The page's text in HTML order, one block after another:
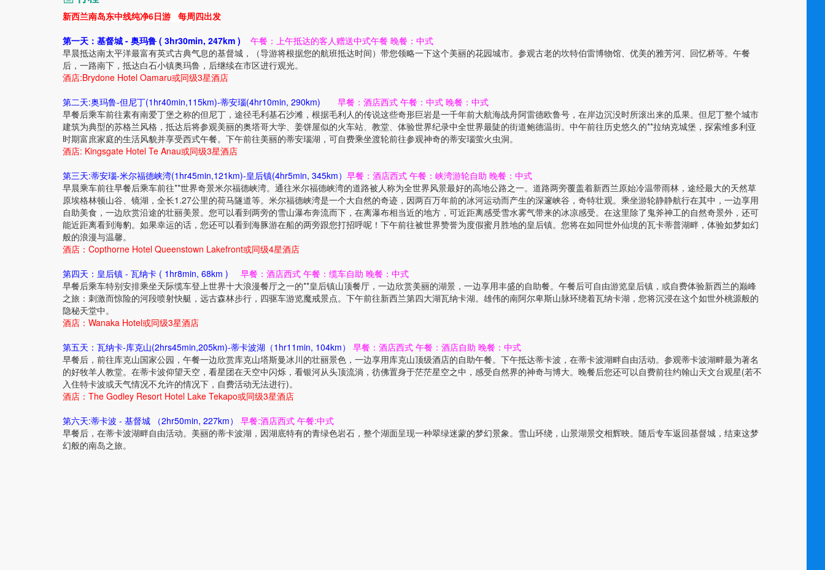
新西兰南岛东中线纯净6日游 每周四出发
第一天：基督城 - 奥玛鲁 ( 3hr30min, 247km )
午餐：上午抵达的客人赠送中式午餐 晚餐：中式
早晨抵达南太平洋最富有英式古典气息的基督城，（导游将根据您的航班抵达时间）带您领略一下这个美丽的花园城市。参观古老的坎特伯雷博物馆、优美的雅芳河、回忆桥等。午餐
后，一路南下，抵达白石小镇奥玛鲁，后继续在市区进行观光。
酒店:Brydone Hotel Oamaru或同级3星酒店
第二天:奥玛鲁-但尼丁(1hr40min,115km)-蒂安瑙(4hr10min, 290km)
早餐：酒店西式 午餐：中式 晚餐：中式
早餐后乘车前往素有南爱丁堡之称的但尼丁，途径毛利基石沙滩，根据毛利人的传说这些奇形巨岩是一千年前大航海战舟阿雷德欧鲁号，在岸边沉没时所滚出来的瓜果。但尼丁整个城市
建筑为典型的苏格兰风格，抵达后将参观美丽的奥塔哥大学、姜饼屋似的火车站、教堂、体验世界纪录中全世界最陡的街道鲍德温街。中午前往历史悠久的**拉纳克城堡，探索维多利亚
时期富庶家庭的生活风貌并享受西式午餐。下午前往美丽的蒂安瑙湖，可自费乘坐渡轮前往参观神奇的蒂安瑙萤火虫洞。
酒店: Kingsgate Hotel Te Anau或同级3星酒店
第三天:蒂安瑙-米尔福德峡湾(1hr45min,121km)-皇后镇(4hr5min, 345km） 早餐：酒店西式 午餐：峡湾游轮自助 晚餐：中式
早晨乘车前往早餐后乘车前往**世界奇景米尔福德峡湾。通往米尔福德峡湾的道路被人称为全世界风景最好的高地公路之一。道路两旁覆盖着新西兰原始冷温带雨林，途经最大的天然草
原埃格林顿山谷、镜湖，全长1.27公里的荷马隧道等。米尔福德峡湾是一个大自然的奇迹，因两百万年前的冰河运动而产生的深邃峡谷，奇特壮观。乘坐游轮静静航行在其中，一边享用
自助美食，一边欣赏沿途的壮丽美景。您可以看到两旁的雪山瀑布奔流而下，在离瀑布相当近的地方，可近距离感受雪水雾气带来的冰凉感受。在这里除了鬼斧神工的自然奇景外，还可
能近距离看到海豹。如果幸运的话，您还可以看到海豚游在船的两旁跟您打招呼呢！下午前往被世界赞誉为度假蜜月胜地的皇后镇。您将在如同世外仙境的瓦卡蒂普湖畔，体验如梦如幻
般的浪漫与温馨。
酒店：Copthorne Hotel Queenstown Lakefront或同级4星酒店
第四天：皇后镇 - 瓦纳卡 ( 1hr8min, 68km )
早餐：酒店西式 午餐：缆车自助 晚餐：中式
早餐后乘车特别安排乘坐天际缆车登上世界十大浪漫餐厅之一的**皇后镇山顶餐厅，一边欣赏美丽的湖景，一边享用丰盛的自助餐。午餐后可自由游览皇后镇，或自费体验新西兰的巅峰
之旅：刺激而惊险的河段喷射快艇，远古森林步行，四驱车游览魔戒景点。下午前往新西兰第四大湖瓦纳卡湖。雄伟的南阿尔卑斯山脉环绕着瓦纳卡湖，您将沉浸在这个如世外桃源般的
隐秘天堂中。
酒店：Wanaka Hotel或同级3星酒店
第五天：瓦纳卡-库克山(2hrs45min,205km)-蒂卡波湖（1hr11min, 104km）
早餐：酒店西式 午餐：酒店自助 晚餐：中式
早餐后，前往库克山国家公园，午餐一边欣赏库克山塔斯曼冰川的壮丽景色，一边享用库克山顶级酒店的自助午餐。下午抵达蒂卡波，在蒂卡波湖畔自由活动。参观蒂卡波湖畔最为著名
的好牧羊人教堂。在蒂卡波仰望天空，看星团在天空中闪烁，看银河从头顶流淌，彷佛置身于茫茫星空之中，感受自然界的神奇与博大。晚餐后您还可以自费前往约翰山天文台观星(若不
入住特卡波或天气情况不允许的情况下，自费活动无法进行)。
酒店：The Godley Resort Hotel Lake Tekapo或同级3星酒店
第六天:蒂卡波 - 基督城 （2hr50min, 227km）
早餐:酒店西式 午餐:中式
早餐后，在蒂卡波湖畔自由活动。美丽的蒂卡波湖，因湖底特有的青绿色岩石，整个湖面呈现一种翠绿迷蒙的梦幻景象。雪山环绕，山景湖景交相辉映。随后专车返回基督城，结束这梦
幻般的南岛之旅。